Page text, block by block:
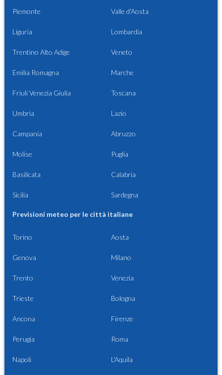
Piemonte Valle d'Aosta
Liguria Lombardia
Trentino Alto Adige Veneto
Emilia Romagna Marche
Friuli Venezia Giulia Toscana
Umbria Lazio
Campania Abruzzo
Molise Puglia
Basilicata Calabria
Sicilia Sardegna
Previsioni meteo per le città italiane
Torino Aosta
Genova Milano
Trento Venezia
Trieste Bologna
Ancona Firenze
Perugia Roma
Napoli L'Aquila